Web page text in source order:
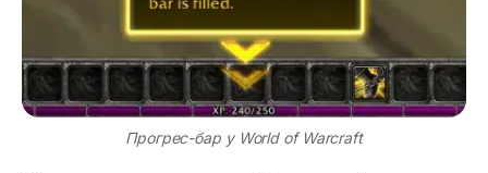
Прогрес-бар у World of Warcraft